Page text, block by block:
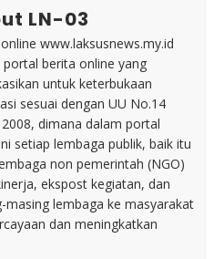
LN-03
www.laksusnews.my.id
portal berita online yang
untuk keterbukaan
sesuai dengan UU No.14
dimana dalam portal
setiap lembaga publik, baik itu
non pemerintah (NGO)
ekspost kegiatan, dan
lembaga ke masyarakat
dan meningkatkan